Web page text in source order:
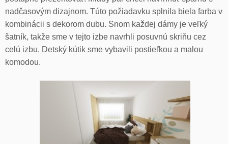
nadčasovým dizajnom. Túto požiadavku splnila biela farba v
kombinácii s dekorom dubu. Snom každej dámy je veľký
šatník, takže sme v tejto izbe navrhli posuvnú skriňu cez
celú izbu. Detský kútik sme vybavili postieľkou a malou
komodou.